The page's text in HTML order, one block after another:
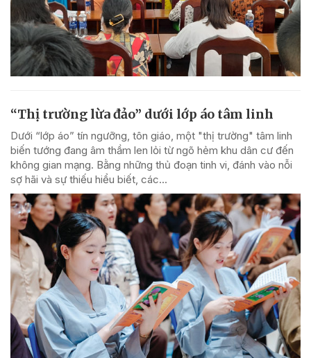
“Thị trường lừa đảo” dưới lớp áo tâm linh
Dưới “lớp áo” tín ngưỡng, tôn giáo, một "thị trường" tâm linh
biến tướng đang âm thầm len lỏi từ ngõ hẻm khu dân cư đến
không gian mạng. Bằng những thủ đoạn tinh vi, đánh vào nỗi
sợ hãi và sự thiếu hiểu biết, các...